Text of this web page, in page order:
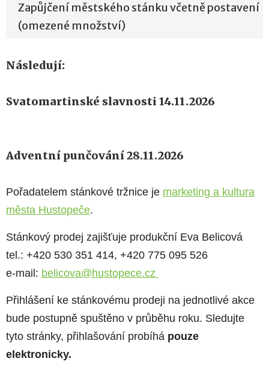
Zapůjčení městského stánku včetně postavení
(omezené množství)
Následují:
Svatomartinské slavnosti 14.11.2026
Adventní punčování 28.11.2026
Pořadatelem stánkové tržnice je marketing a kultura
města Hustopeče.
Stánkový prodej zajišťuje produkční Eva Belicová
tel.: +420 530 351 414, +420 775 095 526
e-mail: belicova@hustopece.cz
Přihlášení ke stánkovému prodeji na jednotlivé akce
bude postupně spuštěno v průběhu roku. Sledujte
tyto stránky, přihlašování probíhá pouze
elektronicky.